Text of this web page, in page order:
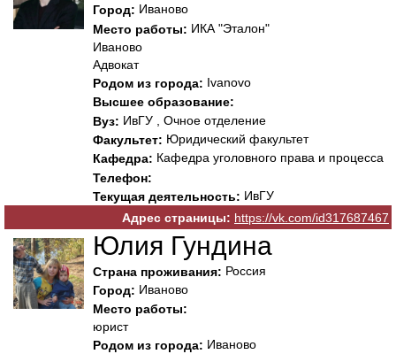
Город: Иваново
Место работы: ИКА "Эталон"
Иваново
Адвокат
Родом из города: Ivanovo
Высшее образование:
Вуз: ИвГУ , Очное отделение
Факультет: Юридический факультет
Кафедра: Кафедра уголовного права и процесса
Телефон:
Текущая деятельность: ИвГУ
Адрес страницы: https://vk.com/id317687467
Юлия Гундина
Страна проживания: Россия
Город: Иваново
Место работы:
юрист
Родом из города: Иваново